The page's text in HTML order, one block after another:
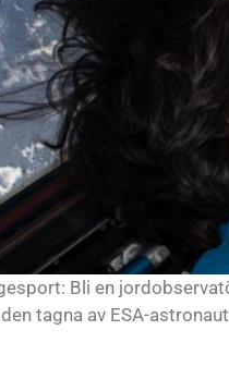
Bli en
tagna av ESA-